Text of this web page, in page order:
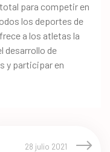
para competir en
los deportes de
a los atletas la
desarrollo de
y participar en
28 julio 2021